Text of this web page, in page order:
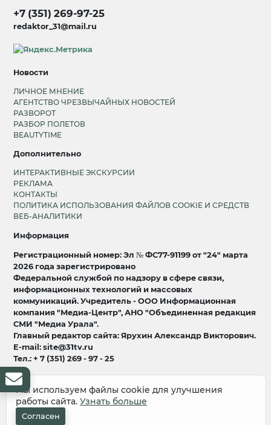
+7 (351) 269-97-25
redaktor_31@mail.ru
Новости
ЛИЧНОЕ МНЕНИЕ
АГЕНТСТВО ЧРЕЗВЫЧАЙНЫХ НОВОСТЕЙ
РАЗВОРОТ
РАЗБОР ПОЛЕТОВ
BEAUTYTIME
Дополнительно
ИНТЕРАКТИВНЫЕ ЭКСКУРСИИ
РЕКЛАМА
КОНТАКТЫ
ПОЛИТИКА ИСПОЛЬЗОВАНИЯ ФАЙЛОВ COOKIE И СРЕДСТВ
ВЕБ-АНАЛИТИКИ
Информация
Регистрационный номер: Эл № ФС77-91199 от "24" марта
2026 года зарегистрировано
Федеральной службой по надзору в сфере связи,
информационных технологий и массовых
коммуникаций. Учредитель - ООО Информационная
компания "Медиа-Центр", АНО "Объединенная редакция
СМИ "Медиа Урала".
Главный редактор сайта: Ярухин Александр Викторович.
E-mail: site@31tv.ru
Тел.: + 7 (351) 269 - 97 - 25
18+
© 2008-2026 Все права защищены
разработка и продвижение:
Мы используем файлы cookie для улучшения
работы сайта. Узнать больше
Согласен